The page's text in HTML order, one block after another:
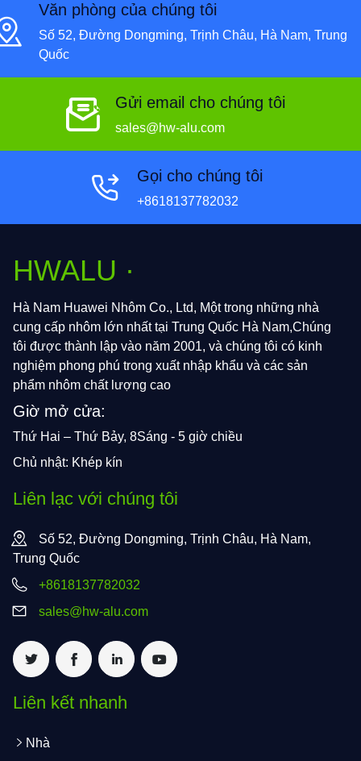
Văn phòng của chúng tôi
Số 52, Đường Dongming, Trịnh Châu, Hà Nam, Trung
Quốc
Gửi email cho chúng tôi
sales@hw-alu.com
Gọi cho chúng tôi
+8618137782032
HWALU ·
Hà Nam Huawei Nhôm Co., Ltd, Một trong những nhà
cung cấp nhôm lớn nhất tại Trung Quốc Hà Nam,Chúng
tôi được thành lập vào năm 2001, và chúng tôi có kinh
nghiệm phong phú trong xuất nhập khẩu và các sản
phẩm nhôm chất lượng cao
Giờ mở cửa:
Thứ Hai – Thứ Bảy, 8Sáng - 5 giờ chiều
Chủ nhật: Khép kín
Liên lạc với chúng tôi
Số 52, Đường Dongming, Trịnh Châu, Hà Nam,
Trung Quốc
+8618137782032
sales@hw-alu.com
Liên kết nhanh
Nhà